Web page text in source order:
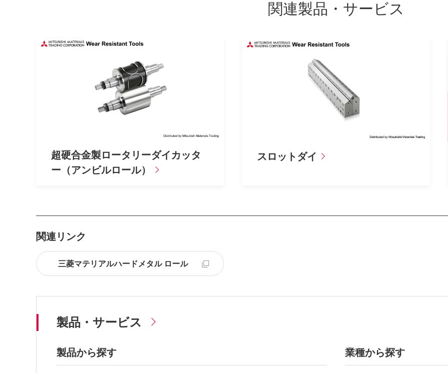
関連製品・サービス
超硬合金製ロータリーダイカッタ
ー（アンビルロール）
スロットダイ
関連リンク
三菱マテリアルハードメタル ロール
製品・サービス
製品から探す 業種から探す